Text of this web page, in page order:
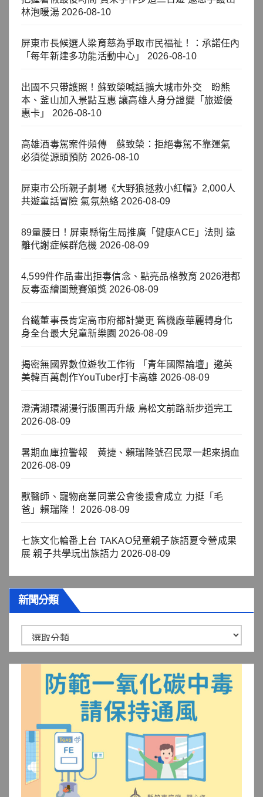
林泡暖湯 2026-08-10
屏東市長候選人梁育慈為爭取市民福祉！：承諾任內
「每年新建多功能活動中心」
2026-08-10
出國不只帶護照！蘇致榮喊話擴大城市外交 盼熊
本、釜山加入景點互惠 讓高雄人身分證變「旅遊優
惠卡」
2026-08-10
高雄酒毒駕案件頻傳 蘇致榮：拒絕毒駕不靠運氣
必須從源頭預防 2026-08-10
屏東市公所親子劇場《大野狼拯救小紅帽》2,000人
共遊童話冒險 氣氛熱絡 2026-08-09
89量腰日！屏東縣衛生局推廣「健康ACE」法則 遠
離代謝症候群危機 2026-08-09
4,599件作品畫出拒毒信念、點亮品格教育 2026港都
反毒盃繪圖競賽頒獎 2026-08-09
台鐵董事長肯定高市府都計變更 舊機廠華麗轉身化
身全台最大兒童新樂園 2026-08-09
揭密無國界數位遊牧工作術 「青年國際論壇」邀英
美韓百萬創作YouTuber打卡高雄 2026-08-09
澄清湖環湖漫行版圖再升級 鳥松文前路新步道完工
2026-08-09
暑期血庫拉警報 黃捷、賴瑞隆號召民眾一起來捐血
2026-08-09
獸醫師、寵物商業同業公會後援會成立 力挺「毛
爸」賴瑞隆！
2026-08-09
七族文化輪番上台 TAKAO兒童親子族語夏令營成果
展 親子共學玩出族語力 2026-08-09
新聞分類
聞